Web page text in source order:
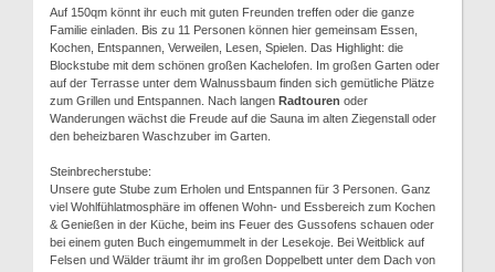
Auf 150qm könnt ihr euch mit guten Freunden treffen oder die ganze
Familie einladen. Bis zu 11 Personen können hier gemeinsam Essen,
Kochen, Entspannen, Verweilen, Lesen, Spielen. Das Highlight: die
Blockstube mit dem schönen großen Kachelofen. Im großen Garten oder
auf der Terrasse unter dem Walnussbaum finden sich gemütliche Plätze
zum Grillen und Entspannen. Nach langen Radtouren oder
Wanderungen wächst die Freude auf die Sauna im alten Ziegenstall oder
den beheizbaren Waschzuber im Garten.
Steinbrecherstube:
Unsere gute Stube zum Erholen und Entspannen für 3 Personen. Ganz
viel Wohlfühlatmosphäre im offenen Wohn- und Essbereich zum Kochen
& Genießen in der Küche, beim ins Feuer des Gussofens schauen oder
bei einem guten Buch eingemummelt in der Lesekoje. Bei Weitblick auf
Felsen und Wälder träumt ihr im großen Doppelbett unter dem Dach von